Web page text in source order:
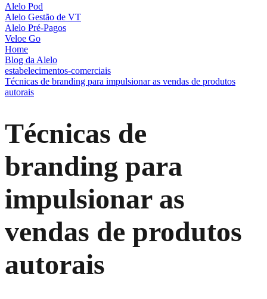
Alelo Pod
Alelo Gestão de VT
Alelo Pré-Pagos
Veloe Go
Home
Blog da Alelo
estabelecimentos-comerciais
Técnicas de branding para impulsionar as vendas de produtos
autorais
Técnicas de
branding para
impulsionar as
vendas de produtos
autorais